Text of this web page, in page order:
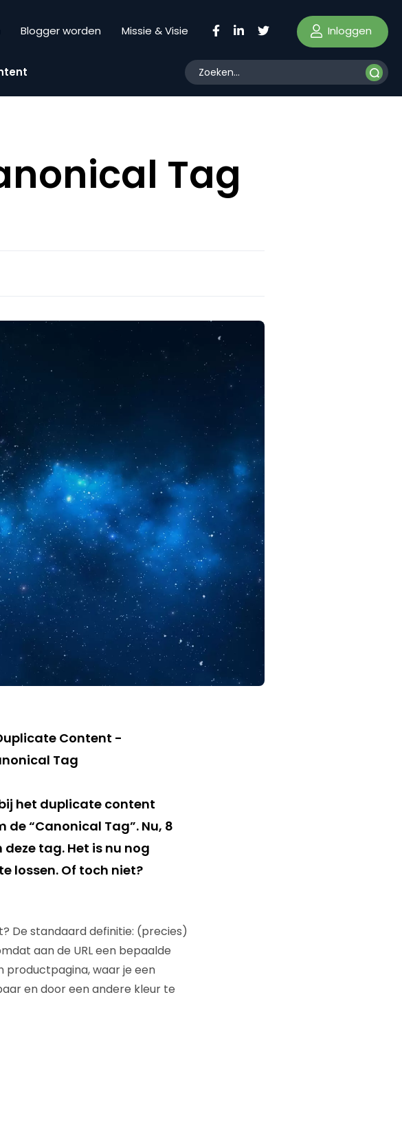
Blogger worden Missie & Visie Inloggen
Tag
het duplicate content
“Canonical Tag”. Nu, 8
tag. Het is nu nog
lossen. Of toch niet?
De standaard definitie: (precies)
aan de URL een bepaalde
productpagina, waar je een
en door een andere kleur te